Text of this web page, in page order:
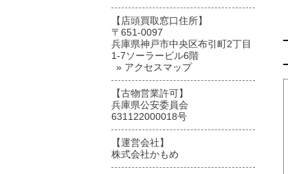
【店頭買取窓口住所】
〒651-0097
兵庫県神戸市中央区布引町2丁目
1-7ソーラービル6階
» アクセスマップ
【古物営業許可】
兵庫県公安委員会
631122000018号
【運営会社】
株式会社かもめ